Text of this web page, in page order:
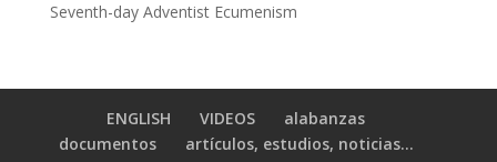
Seventh-day Adventist Ecumenism
ENGLISH VIDEOS
alabanzas
documentos
artículos, estudios, noticias…